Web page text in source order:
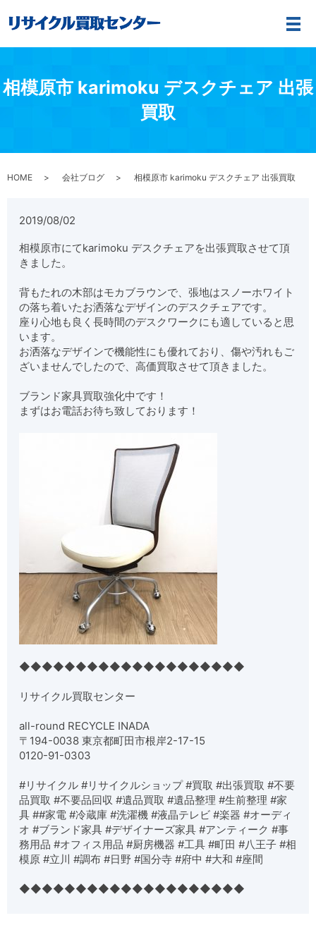
メ
相模原市 karimoku デスクチェア 出張
買取
HOME 会社ブログ 相模原市 karimoku デスクチェア 出張買取
2019/08/02
相模原市にてkarimoku デスクチェアを出張買取させて頂
きました。
背もたれの木部はモカブラウンで、張地はスノーホワイト
の落ち着いたお洒落なデザインのデスクチェアです。
座り心地も良く長時間のデスクワークにも適していると思
います。
お洒落なデザインで機能性にも優れており、傷や汚れもご
ざいませんでしたので、高価買取させて頂きました。
ブランド家具買取強化中です！
まずはお電話お待ち致しております！
◆◆◆◆◆◆◆◆◆◆◆◆◆◆◆◆◆◆◆◆
リサイクル買取センター
all-round RECYCLE INADA
〒194-0038 東京都町田市根岸2-17-15
0120-91-0303
#リサイクル #リサイクルショップ #買取 #出張買取 #不要
品買取 #不要品回収 #遺品買取 #遺品整理 #生前整理 #家
具 ##家電 #冷蔵庫 #洗濯機 #液晶テレビ #楽器 #オーディ
オ #ブランド家具 #デザイナーズ家具 #アンティーク #事
務用品 #オフィス用品 #厨房機器 #工具 #町田 #八王子 #相
模原 #立川 #調布 #日野 #国分寺 #府中 #大和 #座間
◆◆◆◆◆◆◆◆◆◆◆◆◆◆◆◆◆◆◆◆